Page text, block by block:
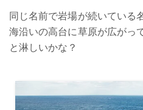
同じ名前で岩場が続いている
海沿いの高台に草原が広がっ
と淋しいかな？